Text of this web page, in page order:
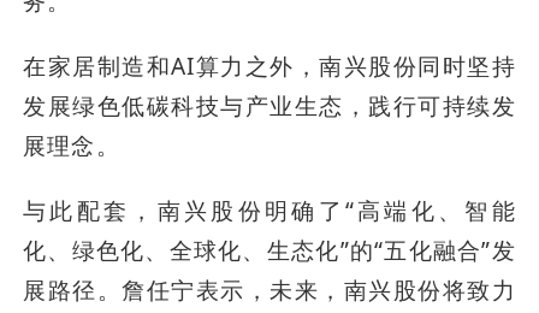
在家居制造和AI算力之外，南兴股份同时坚持
发展绿色低碳科技与产业生态，践行可持续发
展理念。
与此配套，南兴股份明确了“高端化、智能
化、绿色化、全球化、生态化”的“五化融合”发
展路径。詹任宁表示，未来，南兴股份将致力